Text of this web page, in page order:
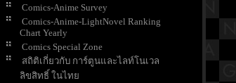
Comics-Anime Survey
Comics-Anime-LightNovel Ranking
Chart Yearly
Comics Special Zone
สถิติเกี่ยวกับ การ์ตูนและไลท์โนเวล
ลิขสิทธิ์ ในไท